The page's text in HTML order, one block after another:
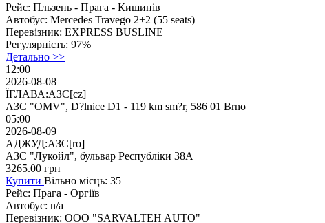
Рейс: Пльзень - Прага - Кишинів
Автобус: Mercedes Travego 2+2 (55 seats)
Перевізник: EXPRESS BUSLINE
Регулярність: 97%
Детально >>
12:00
2026-08-08
ЇГЛАВА:АЗС[cz]
АЗС "OMV", D?lnice D1 - 119 km sm?r, 586 01 Brno
05:00
2026-08-09
АДЖУД:АЗС[ro]
АЗС "Лукойл", бульвар Республіки 38А
3265.00 грн
Купити Вільно місць: 35
Рейс: Прага - Оргіїв
Автобус: n/a
Перевізник: ООО "SARVALTEH AUTO"